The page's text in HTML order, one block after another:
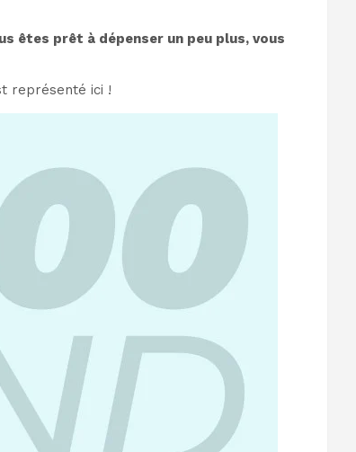
êtes prêt à dépenser un peu plus, vous
représenté ici !